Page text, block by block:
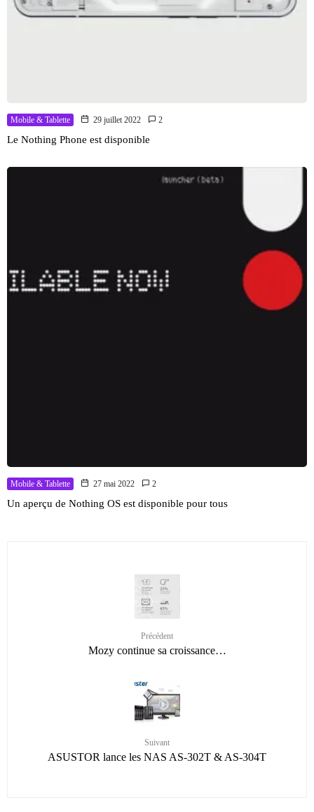
Mobile & Tablette 29 juillet 2022 2
Le Nothing Phone est disponible
Mobile & Tablette 27 mai 2022 2
Un aperçu de Nothing OS est disponible pour tous
Précédent
Mozy continue sa croissance…
Suivant
ASUSTOR lance les NAS AS-302T & AS-304T